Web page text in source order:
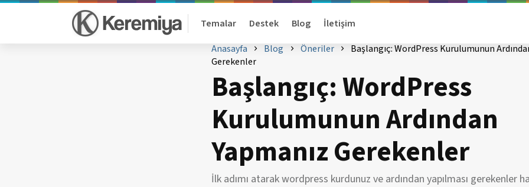
Keremiya
Temalar Destek Blog
İletişim
Anasayfa
Blog Öneriler
Başlangıç: WordPress Kurulumunun
Gerekenler
Başlangıç: WordPress
Kurulumunun Ardından
Yapmanız Gerekenler
İlk adımı atarak wordpress kurdunuz ve ardından yapılması gerekenler